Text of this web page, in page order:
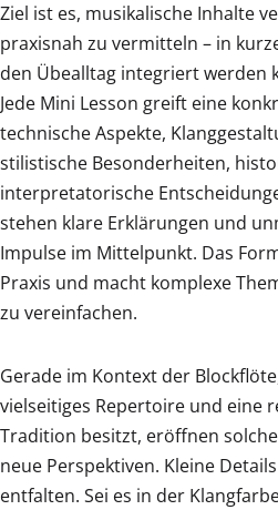
Ziel ist es, musikalische Inhalte
praxisnah zu vermitteln – in
den Übealltag integriert werden
Jede Mini Lesson greift eine
technische Aspekte,
stilistische Besonderheiten,
interpretatorische
stehen klare Erklärungen und
Impulse im Mittelpunkt. Das
Praxis und macht komplexe
zu vereinfachen.
Gerade im Kontext der
vielseitiges Repertoire und eine
Tradition besitzt, eröffnen
neue Perspektiven. Kleine
entfalten. Sei es in der